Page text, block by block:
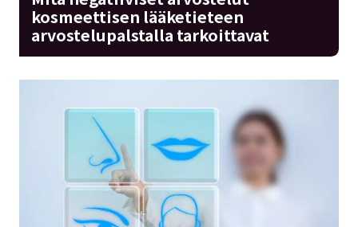
kosmeettisen lääketieteen
arvostelupalstalla tarkoittavat